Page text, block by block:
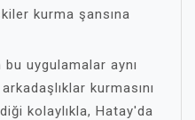
kurma şansına
uygulamalar aynı
kurmasını
kolaylıkla, Hatay'da